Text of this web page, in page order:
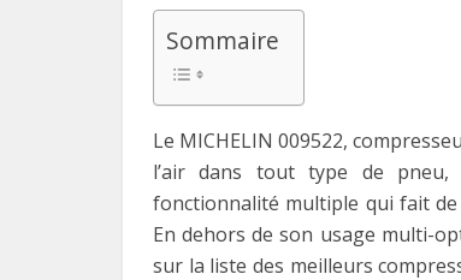
Sommaire
Le MICHELIN 009522,
l’air dans tout type de pneu,
fonctionnalité multiple qui fait de
En dehors de son usage multi-
sur la liste des meilleurs